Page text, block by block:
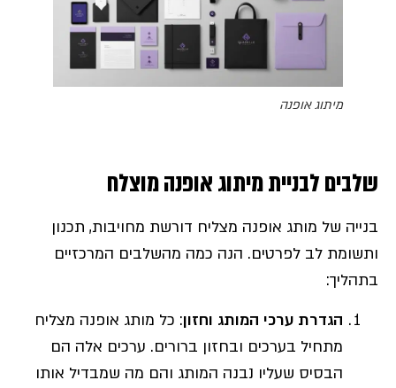
מיתוג אופנה
שלבים לבניית מיתוג אופנה מוצלח
בנייה של מותג אופנה מצליח דורשת מחויבות, תכנון
ותשומת לב לפרטים. הנה כמה מהשלבים המרכזיים
בתהליך:
הגדרת ערכי המותג וחזון: כל מותג אופנה מצליח
מתחיל בערכים ובחזון ברורים. ערכים אלה הם
הבסיס שעליו נבנה המותג והם מה שמבדיל אותו